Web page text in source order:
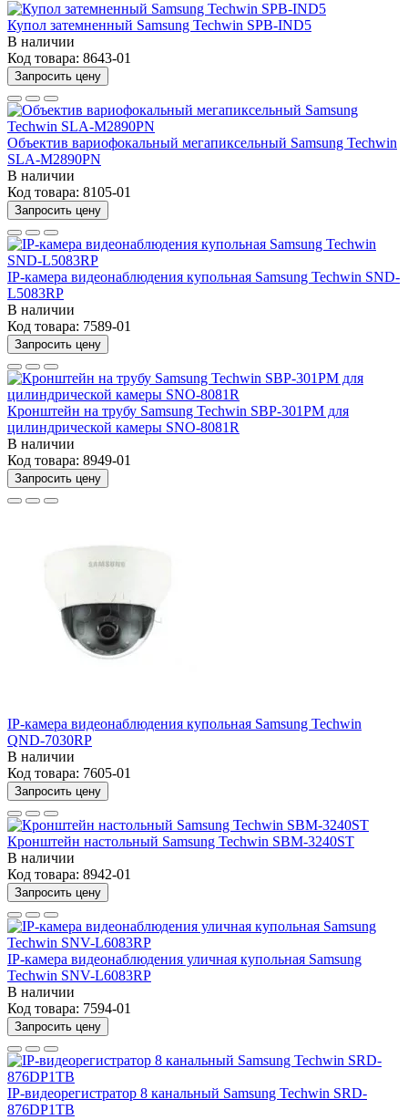
Купол затемненный Samsung Techwin SPB-IND5
В наличии
Код товара: 8643-01
Запросить цену
Объектив вариофокальный мегапиксельный Samsung Techwin
SLA-M2890PN
В наличии
Код товара: 8105-01
Запросить цену
IP-камера видеонаблюдения купольная Samsung Techwin SND-
L5083RP
В наличии
Код товара: 7589-01
Запросить цену
Кронштейн на трубу Samsung Techwin SBP-301PM для
цилиндрической камеры SNO-8081R
В наличии
Код товара: 8949-01
Запросить цену
IP-камера видеонаблюдения купольная Samsung Techwin
QND-7030RP
В наличии
Код товара: 7605-01
Запросить цену
Кронштейн настольный Samsung Techwin SBM-3240ST
В наличии
Код товара: 8942-01
Запросить цену
IP-камера видеонаблюдения уличная купольная Samsung
Techwin SNV-L6083RP
В наличии
Код товара: 7594-01
Запросить цену
IP-видеорегистратор 8 канальный Samsung Techwin SRD-
876DP1TB